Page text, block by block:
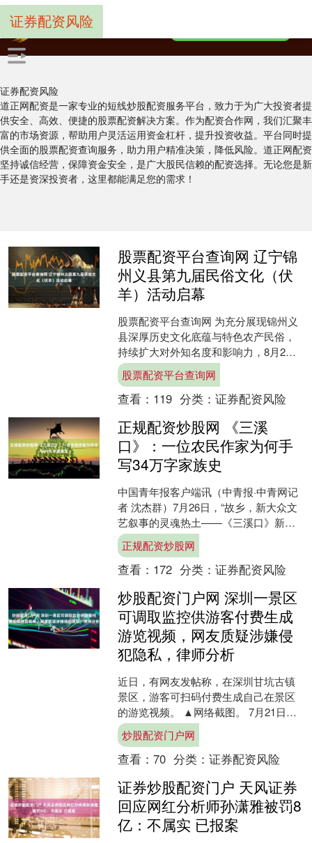
证券配资风险
道正网配资是一家专业的短线炒股配资服务平台，致力于为广大投资者提
供安全、高效、便捷的股票配资解决方案。作为配资合作网，我们汇聚丰
富的市场资源，帮助用户灵活运用资金杠杆，提升投资收益。平台同时提
供全面的股票配资查询服务，助力用户精准决策，降低风险。道正网配资
坚持诚信经营，保障资金安全，是广大股民信赖的配资选择。无论您是新
手还是资深投资者，这里都能满足您的需求！
证券配资风险
股票配资平台查询网 辽宁锦
州义县第九届民俗文化（伏
羊）活动启幕
股票配资平台查询网 为充分展现锦州义
县深厚历史文化底蕴与特色农产民俗，
持续扩大对外知名度和影响力，8月2日
晚，“2026中国·义县第九届民俗文化(伏
羊)活动”在....
股票配资平台查询网
查看： 119 分类： 证券配资风险
正规配资炒股网 《三溪
口》：一位农民作家为何手
写34万字家族史
中国青年报客户端讯（中青报·中青网记
者 沈杰群）7月26日，“故乡，新大众文
艺叙事的灵魂热土——《三溪口》新书
分享会”在杭州举办。 杭州富阳本土农民
作家王荣华历....
正规配资炒股网
查看： 172 分类： 证券配资风险
炒股配资门户网 深圳一景区
可调取监控供游客付费生成
游览视频，网友质疑涉嫌侵
犯隐私，律师分析
近日，有网友发帖称，在深圳甘坑古镇
景区，游客可扫码付费生成自己在景区
的游览视频。 ▲网络截图。 7月21日，
甘坑古镇景区工作人员告诉潇湘晨报·晨
视频记者，“就是....
炒股配资门户网
查看： 70 分类： 证券配资风险
证券炒股配资门户 天风证券
回应网红分析师孙潇雅被罚8
亿：不属实 已报案